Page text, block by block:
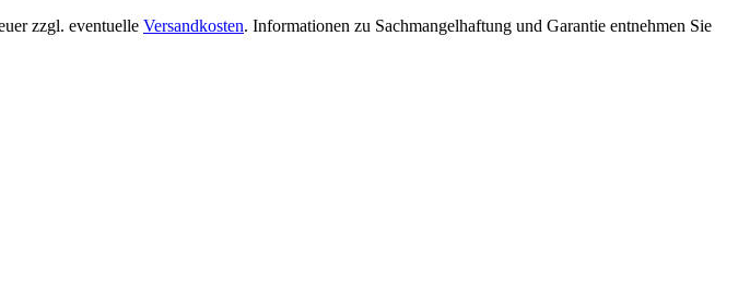
zzgl. eventuelle Versandkosten. Informationen zu Sachmangelhaftung und Garantie entnehmen Sie